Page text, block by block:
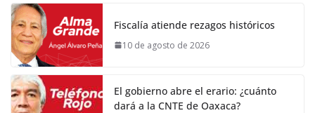
Fiscalía atiende rezagos históricos
10 de agosto de 2026
El gobierno abre el erario: ¿cuánto
dará a la CNTE de Oaxaca?